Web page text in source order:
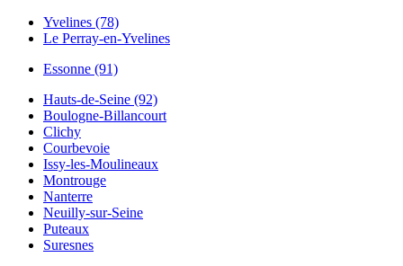
Yvelines (78)
Le Perray-en-Yvelines
Essonne (91)
Hauts-de-Seine (92)
Boulogne-Billancourt
Clichy
Courbevoie
Issy-les-Moulineaux
Montrouge
Nanterre
Neuilly-sur-Seine
Puteaux
Suresnes